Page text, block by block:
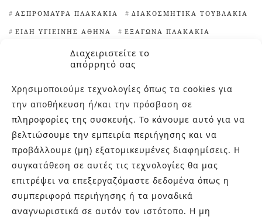
Διαχειριστείτε το
απόρρητό σας
Χρησιμοποιούμε τεχνολογίες όπως τα cookies για
την αποθήκευση ή/και την πρόσβαση σε
πληροφορίες της συσκευής. Το κάνουμε αυτό για να
βελτιώσουμε την εμπειρία περιήγησης και να
προβάλλουμε (μη) εξατομικευμένες διαφημίσεις. Η
συγκατάθεση σε αυτές τις τεχνολογίες θα μας
επιτρέψει να επεξεργαζόμαστε δεδομένα όπως η
συμπεριφορά περιήγησης ή τα μοναδικά
αναγνωριστικά σε αυτόν τον ιστότοπο. Η μη
ΑΣΠΡΌΜΑΥΡΑ ΠΛΑΚΆΚΙΑ ΔΙΑΚΟΣΜΗΤΙΚΆ ΤΟΥΒΛΆΚΙΑ
ΕΊΔΗ ΥΓΙΕΙΝΉΣ ΑΘΉΝΑ ΕΞΆΓΩΝΑ ΠΛΑΚΆΚΙΑ
ΙΔΈΕΣ ΓΙΑ ΠΛΑΚΆΚΙΑ ΚΟΥΖΊΝΑΣ
ΙΔΙΑΊΤΕΡΑ ΠΛΑΚΆΚΙΑ
ΙΔΙΑΊΤΕΡΑ ΠΛΑΚΆΚΙΑ ΚΟΥΖΊΝΑΣ
ΙΔΙΑΊΤΕΡΑ ΠΛΑΚΆΚΙΑ ΜΠΆΝΙΟΥ
ΚΑΘΑΡΙΣΤΙΚΌ ΑΛΆΤΩΝ ΚΛΏΣΤΡΑ
ΜΑΡΟΚΙΝΆ ΠΛΑΚΆΚΙΑ
ΝΙΠΤΉΡΕΣ ΜΠΆΝΙΟΥ ΠΕΡΊΕΡΓΑ ΠΛΑΚΆΚΙΑ
ΠΛΑΚΆΚΙΑ TERRAZZO ΠΛΑΚΆΚΙΑ ΑΠΟΜΊΜΗΣΗ ΞΎΛΟΥ
ΠΛΑΚΆΚΙΑ ΓΙΑ ΕΠΈΝΔΥΣΗ ΤΟΊΧΩΝ